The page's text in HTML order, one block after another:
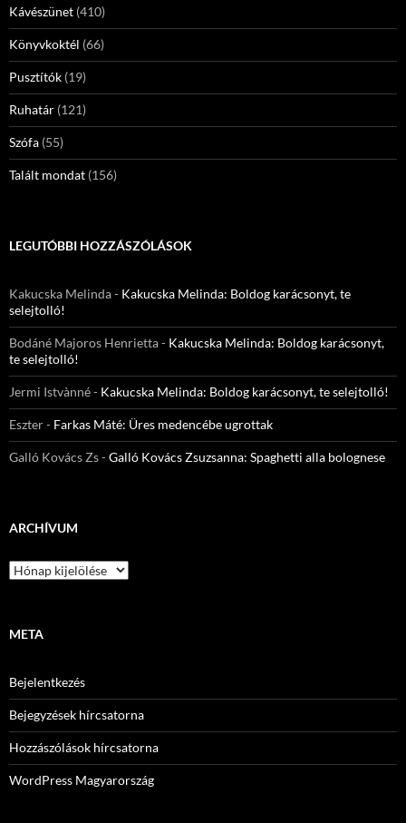
Kávészünet (410)
Könyvkoktél (66)
Pusztítók (19)
Ruhatár (121)
Szófa (55)
Talált mondat (156)
LEGUTÓBBI HOZZÁSZÓLÁSOK
Kakucska Melinda- Kakucska Melinda: Boldog karácsonyt, te
selejtolló!
Bodáné Majoros Henrietta- Kakucska Melinda: Boldog karácsonyt,
te selejtolló!
Jermi Istvànné- Kakucska Melinda: Boldog karácsonyt, te selejtolló!
Eszter- Farkas Máté: Üres medencébe ugrottak
Galló Kovács Zs-Galló Kovács Zsuzsanna: Spaghetti alla bolognese
ARCHÍVUM
Archívum
META
Bejelentkezés
Bejegyzések hírcsatorna
Hozzászólások hírcsatorna
WordPress Magyarország